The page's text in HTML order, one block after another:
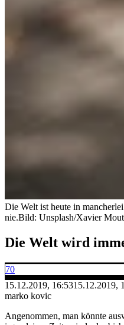
Die Welt ist heute in
nie.Bild: Unsplash/Xavier
Die Welt wird
70
15.12.2019, 16:5315.12.2019,
marko kovic
Angenommen, man könnte